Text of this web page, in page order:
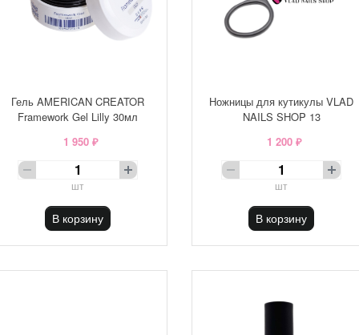
Гель AMERICAN CREATOR
Framework Gel Lilly 30мл
1 950 ₽
шт
В корзину
Ножницы для кутикулы VLAD
NAILS SHOP 13
1 200 ₽
шт
В корзину